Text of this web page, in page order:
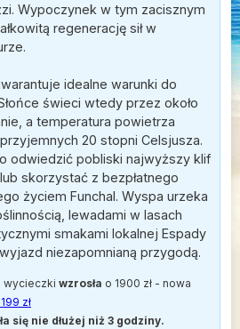
Wypoczynek w tym zacisznym
regenerację sił w
idealne warunki do
świeci wtedy przez około
a temperatura powietrza
20 stopni Celsjusza.
odwiedzić pobliski najwyższy klif
skorzystać z bezpłatnego
życiem Funchal. Wyspa urzeka
lewadami w lasach
smakami lokalnej Espady
niezapomnianą przygodą.
wycieczki wzrosła o 1900 zł - nowa
zł
się nie dłużej niż 3 godziny.